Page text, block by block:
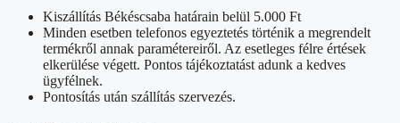
mennyiségKiszállítás Békéscsaba határain belül 5.000 Ft
Minden esetben telefonos egyeztetés történik a megrendelt
termékről annak paramétereiről. Az esetleges félre értések
elkerülése végett. Pontos tájékoztatást adunk a kedves
ügyfélnek.
Pontosítás után szállítás szervezés.